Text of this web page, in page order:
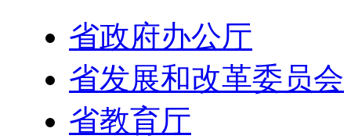
省政府办公厅
省发展和改革委员会
省教育厅